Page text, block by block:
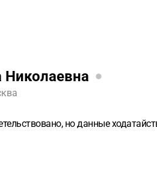
но данные